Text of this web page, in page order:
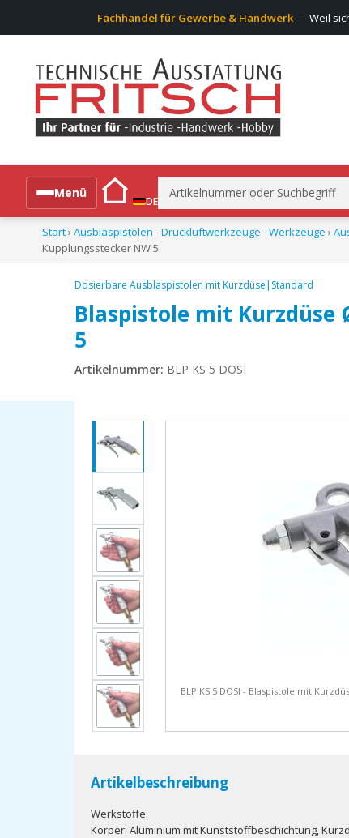
Fachhandel für Gewerbe & Handwerk — Weil
Menü
DE
Suchen
nach:
Alle Produkte
Start› Ausblaspistolen - Druckluftwerkzeuge - Werkzeuge ›
Kupplungsstecker NW 5
Dosierbare Ausblaspistolen mit Kurzdüse|Standard
Blaspistole mit Kurzdüse
5
Artikelnummer: BLP KS 5 DOSI
BLP KS 5 DOSI - Blaspistole mit
Artikelbeschreibung
Werkstoffe:
Körper: Aluminium mit Kunststoffbeschichtung,